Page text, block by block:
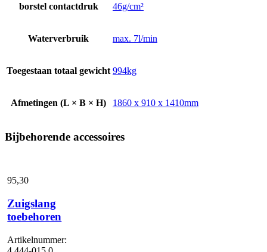
borstel contactdruk 46g/cm²
Waterverbruik max. 7l/min
Toegestaan totaal gewicht 994kg
Afmetingen (L × B × H) 1860 x 910 x 1410mm
Bijbehorende accessoires
95,30
Zuigslang
toebehoren
Artikelnummer: